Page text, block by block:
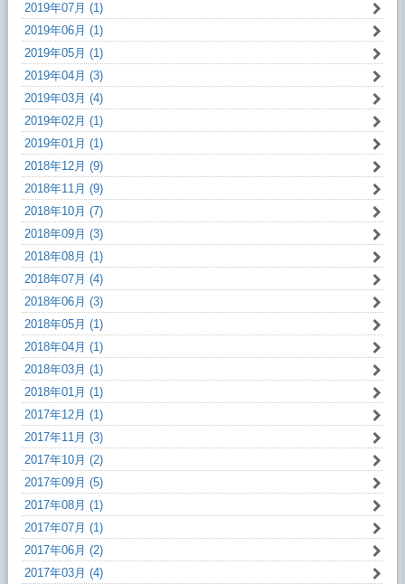
2019年07月 (1)
2019年06月 (1)
2019年05月 (1)
2019年04月 (3)
2019年03月 (4)
2019年02月 (1)
2019年01月 (1)
2018年12月 (9)
2018年11月 (9)
2018年10月 (7)
2018年09月 (3)
2018年08月 (1)
2018年07月 (4)
2018年06月 (3)
2018年05月 (1)
2018年04月 (1)
2018年03月 (1)
2018年01月 (1)
2017年12月 (1)
2017年11月 (3)
2017年10月 (2)
2017年09月 (5)
2017年08月 (1)
2017年07月 (1)
2017年06月 (2)
2017年03月 (4)